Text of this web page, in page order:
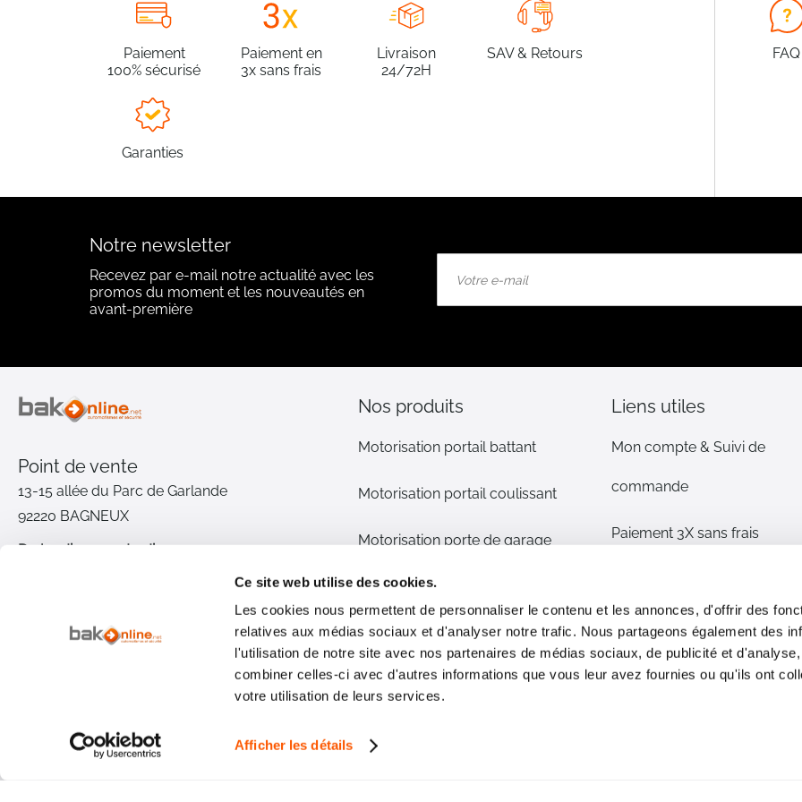
Ce site web utilise des cookies.
Les cookies nous permettent de personnaliser le contenu et les annonces, d'offrir des
relatives aux médias sociaux et d'analyser notre trafic. Nous partageons également des
l'utilisation de notre site avec nos partenaires de médias sociaux, de publicité et
combiner celles-ci avec d'autres informations que vous leur avez fournies ou qu'ils ont
votre utilisation de leurs services.
Afficher les détails
Paiement
100% sécurisé
Paiement en
3x sans frais
Livraison
24/72H
SAV & Retours
Garanties
FAQ
Notre newsletter
Recevez par e-mail notre actualité avec les
promos du moment et les nouveautés en
avant-première
notre
:
Point de vente
13-15 allée du Parc de Garlande
92220 BAGNEUX
Du lundi au vendredi
01 46 72 30 00
Nos produits
Motorisation portail battant
Motorisation portail coulissant
Motorisation porte de garage
Motorisation volet
Pièces détachées
Interphone/alarme maison
Liens utiles
Mon compte & Suivi de
commande
Paiement 3X sans frais
CGV
Plan du site